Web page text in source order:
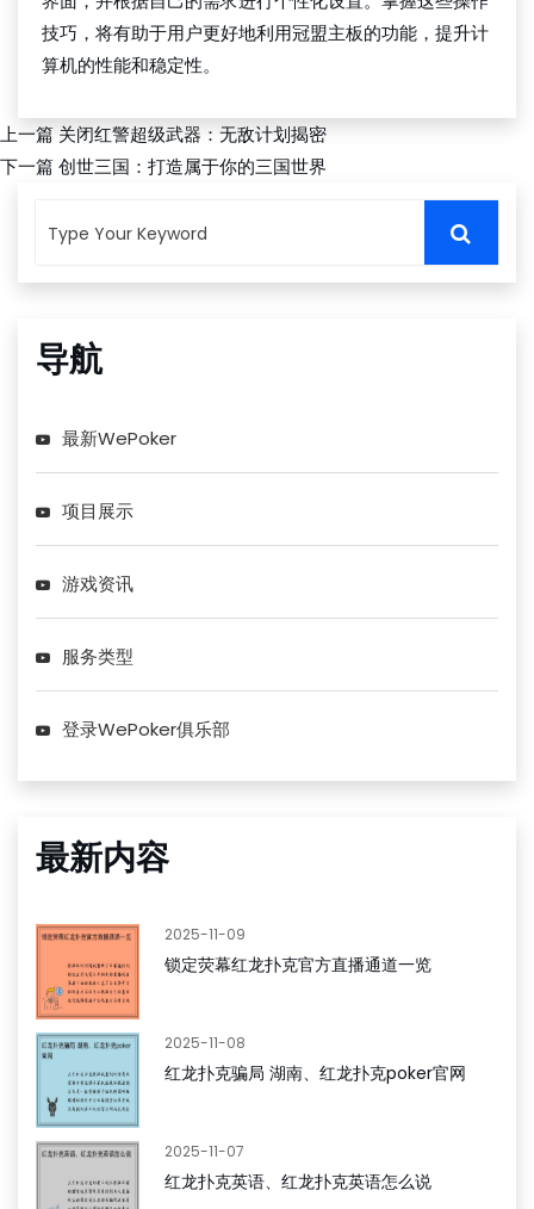
技巧，将有助于用户更好地利用冠盟主板的功能，提升计
算机的性能和稳定性。
上一篇 关闭红警超级武器：无敌计划揭密
下一篇 创世三国：打造属于你的三国世界
导航
最新WePoker
项目展示
游戏资讯
服务类型
登录WePoker俱乐部
最新内容
2025-11-09
锁定荧幕红龙扑克官方直播通道一览
2025-11-08
红龙扑克骗局 湖南、红龙扑克poker官网
2025-11-07
红龙扑克英语、红龙扑克英语怎么说